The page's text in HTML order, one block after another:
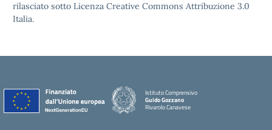
rilasciato sotto Licenza Creative Commons Attribuzione 3.0
Italia.
Istituto Comprensivo
Guido Gozzano
Rivarolo Canavese